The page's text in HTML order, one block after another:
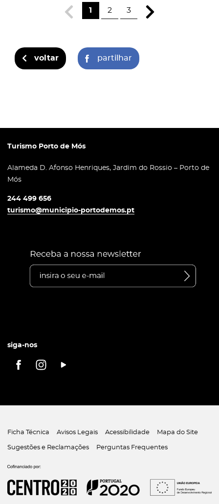
1 2 3
voltar partilhar
Turismo Porto de Mós
Alameda D. Afonso Henriques, Jardim do Rossio – Porto de
Mós
244 499 656
turismo@municipio-portodemos.pt
siga-nos
Ficha Técnica Avisos Legais Acessibilidade Mapa do Site
Sugestões e Reclamações Perguntas Frequentes